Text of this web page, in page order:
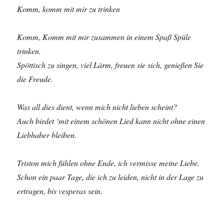
Komm, komm mit mir zu trinken
Komm, Komm mit mir zusammen in einem Spaß Spüle
trinken.
Spöttisch zu singen, viel Lärm, freuen sie sich, genießen Sie
die Freude.
Was all dies dient, wenn mich nicht lieben scheint?
Auch birdet ‘mit einem schönen Lied kann nicht ohne einen
Liebhaber bleiben.
Triston mich fühlen ohne Ende, ich vermisse meine Liebe.
Schon ein paar Tage, die ich zu leiden, nicht in der Lage zu
ertragen, bis vesperas sein.